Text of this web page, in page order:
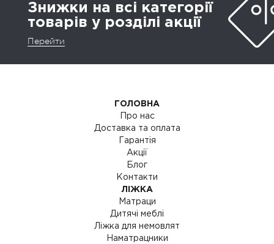
Знижки на всі категорії
товарів у розділі акції
Перейти
ГОЛОВНА
Про нас
Доставка та оплата
Гарантія
Акції
Блог
Контакти
ЛІЖКА
Матраци
Дитячі меблі
Ліжка для немовлят
Наматрацники